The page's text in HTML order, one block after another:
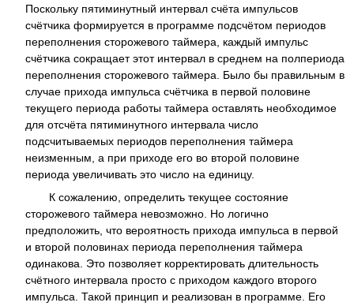
Поскольку пятиминутный интервал счёта импульсов
счётчика формируется в программе подсчётом периодов
переполнения сторожевого таймера, каждый импульс
счётчика сокращает этот интервал в среднем на полпериода
переполнения сторожевого таймера. Было бы правильным в
случае прихода импульса счётчика в первой половине
текущего периода работы таймера оставлять необходимое
для отсчёта пятиминутного интервала число
подсчитываемых периодов переполнения таймера
неизменным, а при приходе его во второй половине
периода увеличивать это число на единицу.
К сожалению, определить текущее состояние
сторожевого таймера невозможно. Но логично
предположить, что вероятность прихода импульса в первой
и второй половинах периода переполнения таймера
одинакова. Это позволяет корректировать длительность
счётного интервала просто с приходом каждого второго
импульса. Такой принцип и реализован в программе. Его